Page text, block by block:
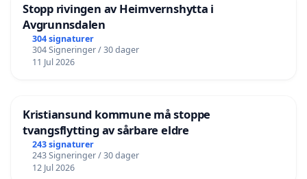
Stopp rivingen av Heimvernshytta i
Avgrunnsdalen
304 signaturer
304 Signeringer / 30 dager
11 Jul 2026
Kristiansund kommune må stoppe
tvangsflytting av sårbare eldre
243 signaturer
243 Signeringer / 30 dager
12 Jul 2026